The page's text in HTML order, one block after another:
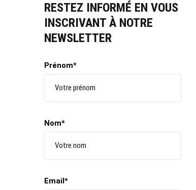
RESTEZ INFORMÉ EN VOUS
INSCRIVANT À NOTRE
NEWSLETTER
Prénom*
Nom*
Email*